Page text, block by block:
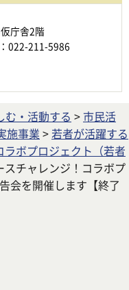
庁舎2階
022-211-5986
む・活動する >市民活
施事業 >若者が活躍する
ボプロジェクト（若者
スチャレンジ！コラボプ
会を開催します【終了